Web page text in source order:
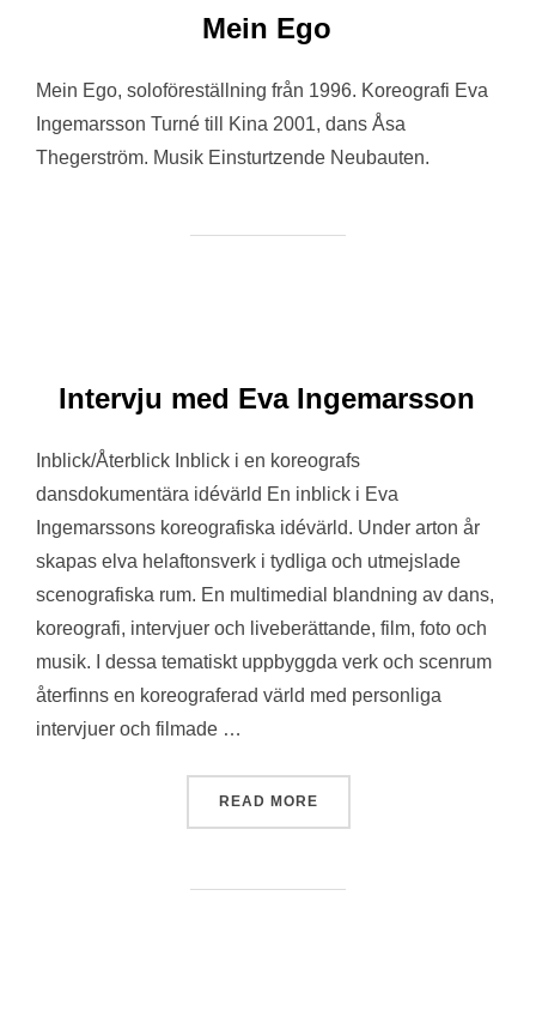
Mein Ego
Mein Ego, soloföreställning från 1996. Koreografi Eva
Ingemarsson Turné till Kina 2001, dans Åsa
Thegerström. Musik Einsturtzende Neubauten.
Intervju med Eva Ingemarsson
Inblick/Återblick Inblick i en koreografs
dansdokumentära idévärld En inblick i Eva
Ingemarssons koreografiska idévärld. Under arton år
skapas elva helaftonsverk i tydliga och utmejslade
scenografiska rum. En multimedial blandning av dans,
koreografi, intervjuer och liveberättande, film, foto och
musik. I dessa tematiskt uppbyggda verk och scenrum
återfinns en koreograferad värld med personliga
intervjuer och filmade …
READ MORE“INTERVJU MED EVA